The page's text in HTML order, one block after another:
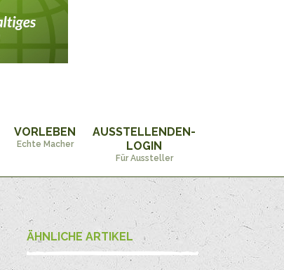
VORLEBEN
Echte Macher
AUSSTELLENDEN-
LOGIN
Für Aussteller
ÄHNLICHE ARTIKEL